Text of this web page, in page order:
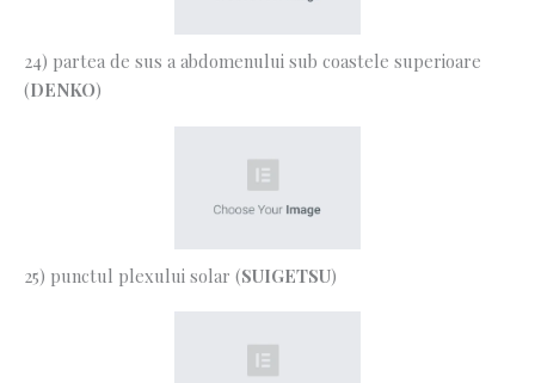
24) partea de sus a abdomenului sub coastele superioare
(DENKO)
25) punctul plexului solar (SUIGETSU)